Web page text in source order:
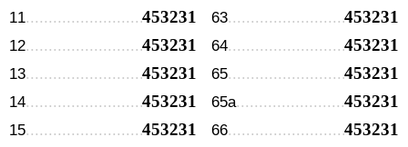
11 453231
12 453231
13 453231
14 453231
15 453231
63 453231
64 453231
65 453231
65а 453231
66 453231